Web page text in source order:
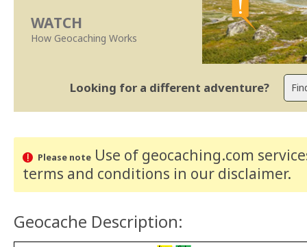
WATCH
How Geocaching Works
Looking for a different adventure?
Please noteUse of geocaching.com
terms and conditions in our disclaimer.
Geocache Description: